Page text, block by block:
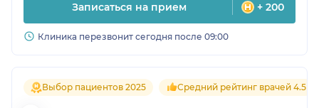
Записаться на прием + 200
Клиника перезвонит сегодня после 09:00
Выбор пациентов 2025 Средний рейтинг врачей 4.5